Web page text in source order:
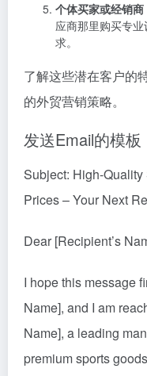
个体买家或经销商
应商那里购买专
求。
了解这些潜在客户的
的外贸营销策略。
发送Email的模板
Subject: High-
Prices – Your Next
Dear [Recipient’s
I hope this message
Name], and I am
Name], a leading
premium sports